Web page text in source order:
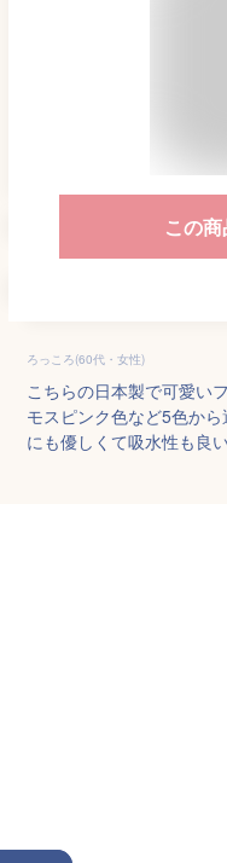
この
ろっころ(60代・女性)
こちらの日本製で可愛い
モスピンク色など5色か
にも優しくて吸水性も良